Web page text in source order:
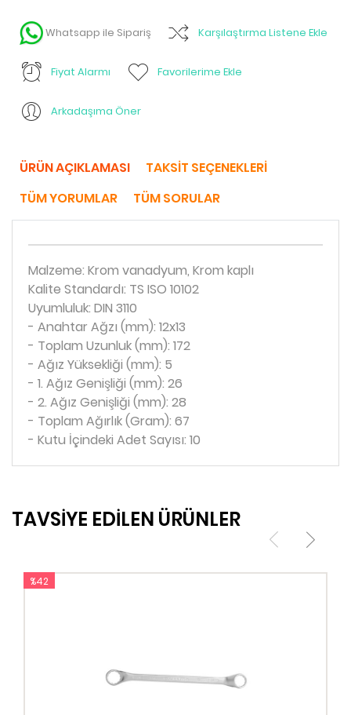
Whatsapp ile Sipariş Karşılaştırma Listene Ekle
Fiyat Alarmı Favorilerime Ekle
Arkadaşıma Öner
ÜRÜN AÇIKLAMASI
TAKSIT SEÇENEKLERI
TÜM YORUMLAR
TÜM SORULAR
Malzeme: Krom vanadyum, Krom kaplı
Kalite Standardı: TS ISO 10102
Uyumluluk: DIN 3110
- Anahtar Ağzı (mm): 12x13
- Toplam Uzunluk (mm): 172
- Ağız Yüksekliği (mm): 5
- 1. Ağız Genişliği (mm): 26
- 2. Ağız Genişliği (mm): 28
- Toplam Ağırlık (Gram): 67
- Kutu İçindeki Adet Sayısı: 10
TAVSİYE EDİLEN ÜRÜNLER
%42